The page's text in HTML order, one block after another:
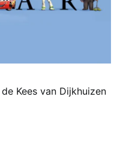
Kees van Dijkhuizen